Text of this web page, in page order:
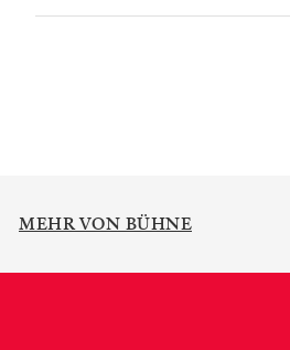
MEHR VON BÜHNE